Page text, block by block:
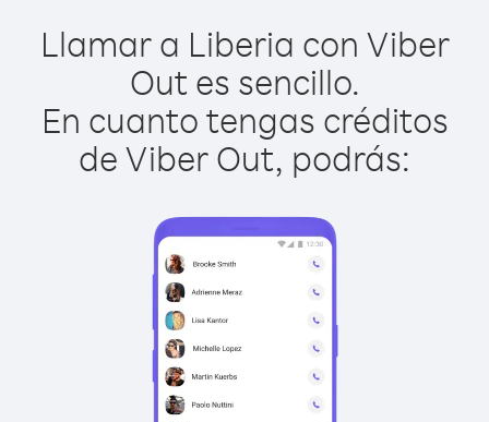
Llamar a Liberia con Viber
Out es sencillo.
En cuanto tengas créditos
de Viber Out, podrás: